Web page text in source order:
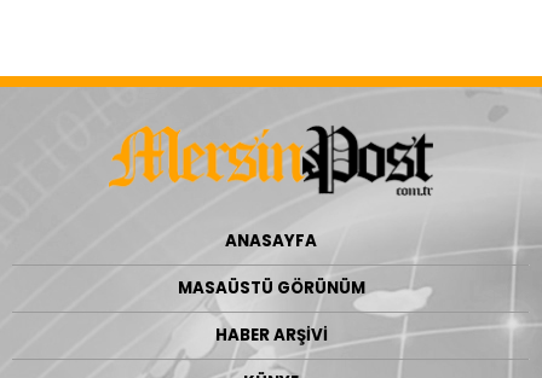
ANASAYFA
MASAÜSTÜ GÖRÜNÜM
HABER ARŞİVİ